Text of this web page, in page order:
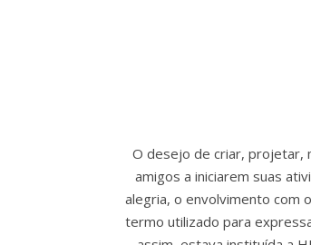
O desejo de criar, projetar,
amigos a iniciarem suas
alegria, o envolvimento com
termo utilizado para